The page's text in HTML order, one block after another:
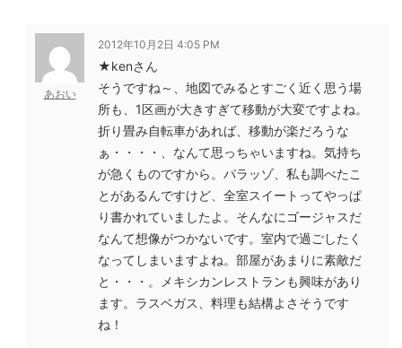
あおい
2012年10月2日 4:05 PM
★kenさん
そうですね～、地図でみるとすごく近く思う場
所も、1区画が大きすぎて移動が大変ですよね。
折り畳み自転車があれば、移動が楽だろうな
ぁ・・・・、なんて思っちゃいますね。気持ち
が急くものですから。パラッゾ、私も調べたこ
とがあるんですけど、全室スイートってやっぱ
り書かれていましたよ。そんなにゴージャスだ
なんて想像がつかないです。室内で過ごしたく
なってしまいますよね。部屋があまりに素敵だ
と・・・。メキシカンレストランも興味があり
ます。ラスベガス、料理も結構よさそうです
ね！